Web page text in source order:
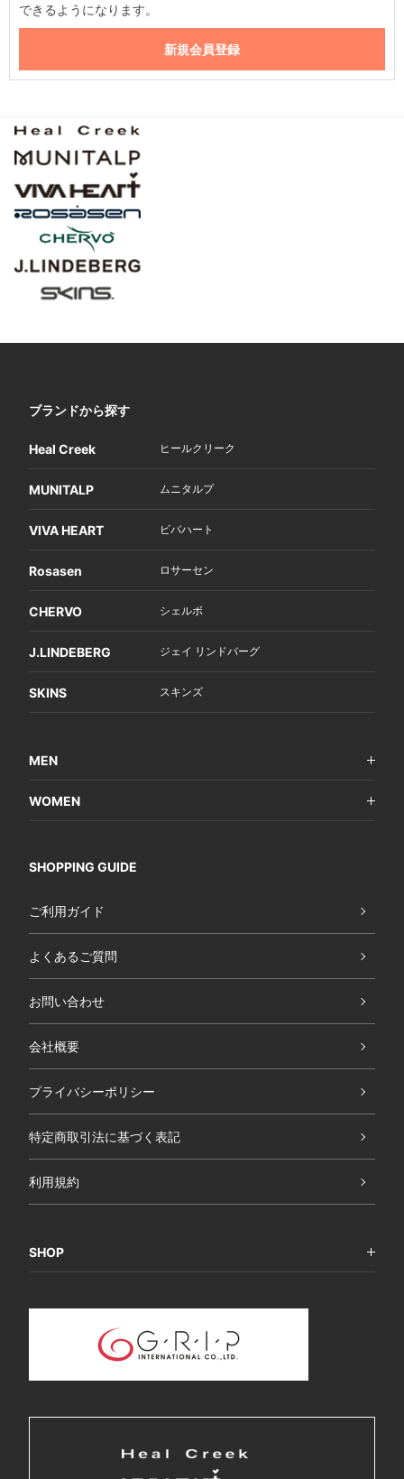
できるようになります。
ブランドから探す
Heal Creek ヒールクリーク
MUNITALP ムニタルプ
VIVA HEART ビバハート
Rosasen ロサーセン
CHERVO シェルボ
J.LINDEBERG ジェイ リンドバーグ
SKINS スキンズ
MEN
WOMEN
SHOPPING GUIDE
ご利用ガイド
よくあるご質問
お問い合わせ
会社概要
プライバシーポリシー
特定商取引法に基づく表記
利用規約
SHOP